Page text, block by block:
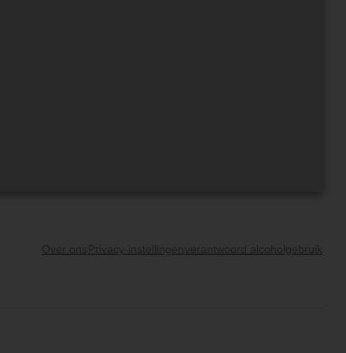
Over ons Privacy-instellingen verantwoord alcoholgebruik